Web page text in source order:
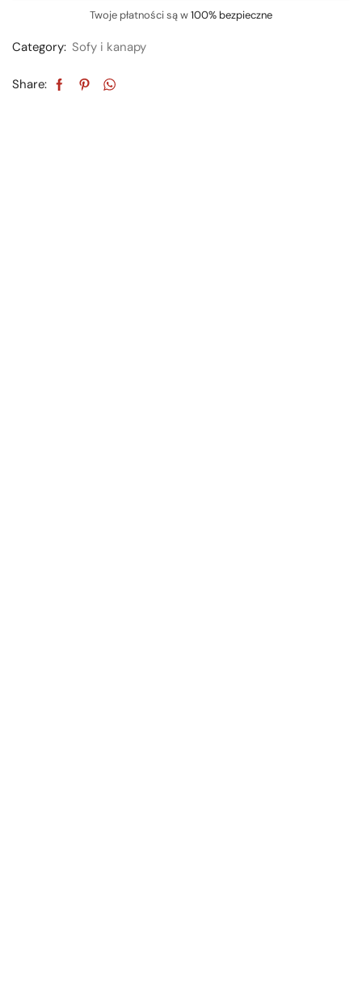
Twoje płatności są w100% bezpieczne
Category: Sofy i kanapy
Share: